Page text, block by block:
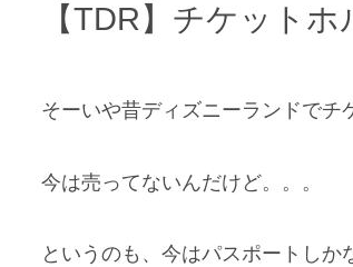
【TDR】チケットホ
そーいや昔ディズニーランドでチ
今は売ってないんだけど。。。
というのも、今はパスポートし